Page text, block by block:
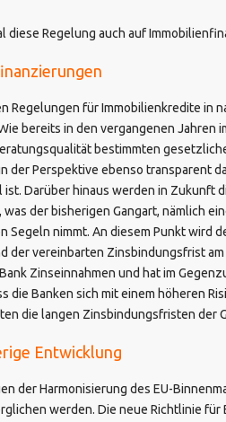
diese Regelung auch auf
Regelungen für Immobilienkredite
bereits in den vergangenen
bestimmten
der Perspektive ebenso transparent
Darüber hinaus werden in
der bisherigen Gangart, nämlich
Segeln nimmt. An diesem Punkt wird
der vereinbarten Zinsbindungsfrist
Zinseinnahmen und hat im
die Banken sich mit einem höheren
die langen Zinsbindungsfristen der
Entwicklung
der Harmonisierung des EU-
werden. Die neue Richtlinie